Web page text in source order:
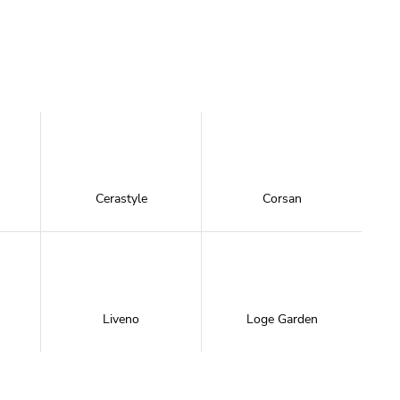
Cerastyle Corsan
Liveno Loge Garden